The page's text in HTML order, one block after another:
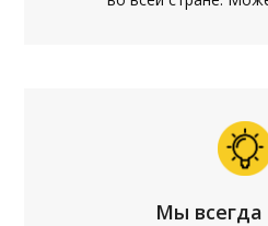
Мы всегда